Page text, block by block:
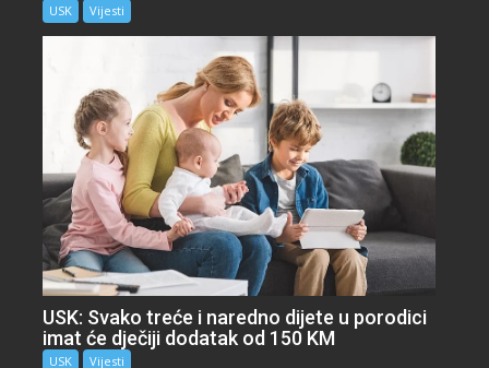
USK Vijesti
USK: Svako treće i naredno dijete u porodici
imat će dječiji dodatak od 150 KM
USK Vijesti